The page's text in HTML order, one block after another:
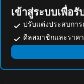
เข้าสู่ระบบเพื่อ
ปรับแต่งประสบกา
ดีลสมาชิกและราค